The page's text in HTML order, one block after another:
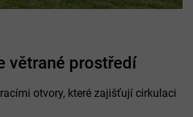
větrané prostředí
otvory, které zajišťují cirkulaci